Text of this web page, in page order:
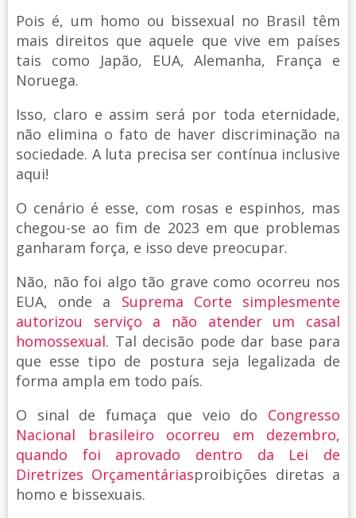
Pois é, um homo ou bissexual no Brasil têm
mais direitos que aquele que vive em países
tais como Japão, EUA, Alemanha, França e
Noruega.
Isso, claro e assim será por toda eternidade,
não elimina o fato de haver discriminação na
sociedade. A luta precisa ser contínua inclusive
aqui!
O cenário é esse, com rosas e espinhos, mas
chegou-se ao fim de 2023 em que problemas
ganharam força, e isso deve preocupar.
Não, não foi algo tão grave como ocorreu nos
EUA, onde a Suprema Corte simplesmente
autorizou serviço a não atender um casal
homossexual. Tal decisão pode dar base para
que esse tipo de postura seja legalizada de
forma ampla em todo país.
O sinal de fumaça que veio do Congresso
Nacional brasileiro ocorreu em dezembro,
quando foi aprovado dentro da Lei de
Diretrizes Orçamentáriasproibições diretas a
homo e bissexuais.